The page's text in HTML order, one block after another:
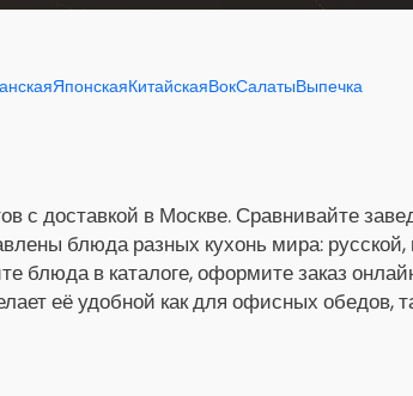
ЯпонскаяКитайскаяВокСалатыВыпечка
с доставкой в Москве. Сравнивайте
блюда разных кухонь мира: русской,
блюда в каталоге, оформите заказ
её удобной как для офисных обедов,